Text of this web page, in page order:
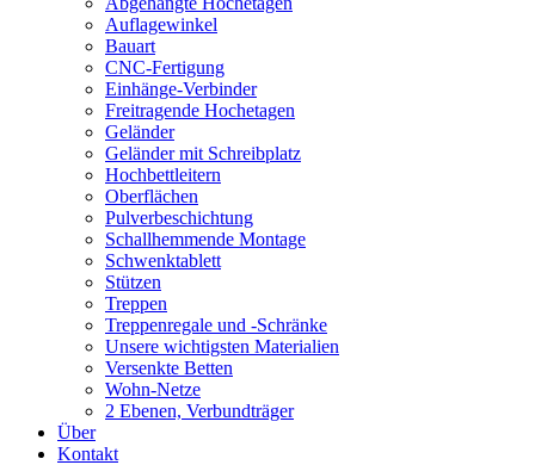
Auflagewinkel
Bauart
CNC-Fertigung
Einhänge-Verbinder
Freitragende Hochetagen
Geländer
Geländer mit Schreibplatz
Hochbettleitern
Oberflächen
Pulverbeschichtung
Schallhemmende Montage
Schwenktablett
Stützen
Treppen
Treppenregale und -Schränke
Unsere wichtigsten Materialien
Versenkte Betten
Wohn-Netze
2 Ebenen, Verbundträger
Über
Kontakt